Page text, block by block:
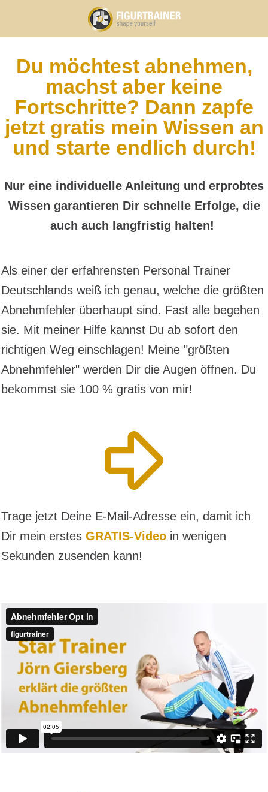
Du möchtest abnehmen,
machst aber keine
Fortschritte? Dann zapfe
jetzt gratis mein Wissen an
und starte endlich durch!
Nur eine individuelle Anleitung und erprobtes
Wissen garantieren Dir schnelle Erfolge, die
auch auch langfristig halten!
Als einer der erfahrensten Personal Trainer
Deutschlands weiß ich genau, welche die größten
Abnehmfehler überhaupt sind. Fast alle begehen
sie. Mit meiner Hilfe kannst Du ab sofort den
richtigen Weg einschlagen! Meine "größten
Abnehmfehler" werden Dir die Augen öffnen. Du
bekommst sie 100 % gratis von mir!
Trage jetzt Deine E-Mail-Adresse ein, damit ich
Dir mein erstes GRATIS-Video in wenigen
Sekunden zusenden kann!